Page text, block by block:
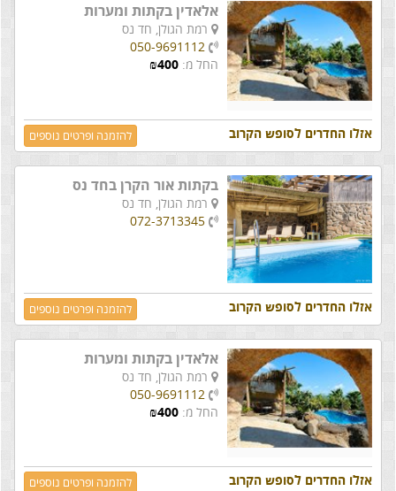
אלאדין בקתות ומערות
רמת הגולן, חד נס
050-9691112
החל מ:
₪400
אזלו החדרים לסופש הקרוב להזמנה ופרטים נוספים
בקתות אור הקרן בחד נס
רמת הגולן, חד נס
072-3713345
אזלו החדרים לסופש הקרוב להזמנה ופרטים נוספים
אלאדין בקתות ומערות
רמת הגולן, חד נס
050-9691112
החל מ:
₪400
אזלו החדרים לסופש הקרוב להזמנה ופרטים נוספים